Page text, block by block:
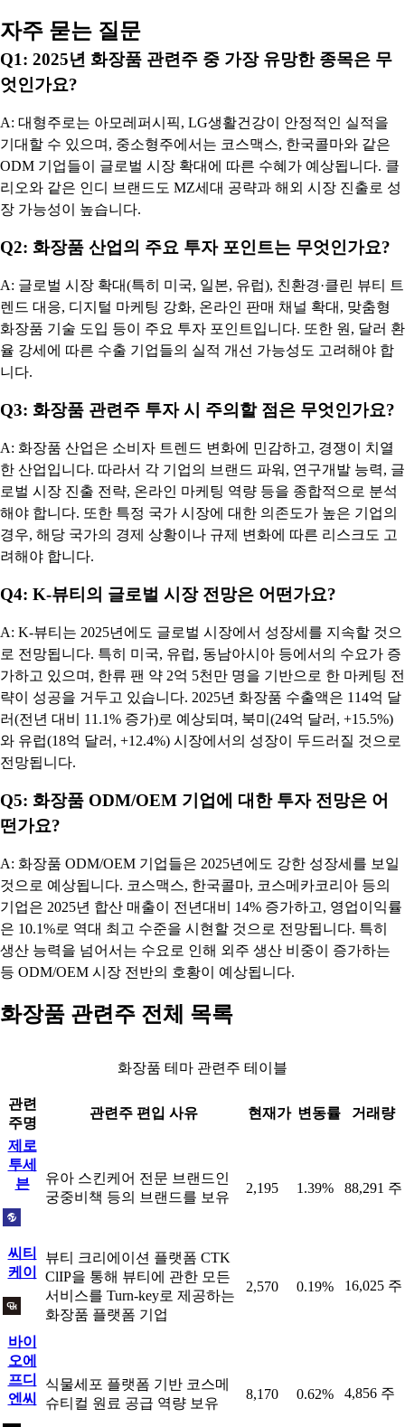
자주 묻는 질문
Q1: 2025년 화장품 관련주 중 가장 유망한 종목은 무
엇인가요?
A: 대형주로는 아모레퍼시픽, LG생활건강이 안정적인 실적을
기대할 수 있으며, 중소형주에서는 코스맥스, 한국콜마와 같은
ODM 기업들이 글로벌 시장 확대에 따른 수혜가 예상됩니다. 클
리오와 같은 인디 브랜드도 MZ세대 공략과 해외 시장 진출로 성
장 가능성이 높습니다.
Q2: 화장품 산업의 주요 투자 포인트는 무엇인가요?
A: 글로벌 시장 확대(특히 미국, 일본, 유럽), 친환경·클린 뷰티 트
렌드 대응, 디지털 마케팅 강화, 온라인 판매 채널 확대, 맞춤형
화장품 기술 도입 등이 주요 투자 포인트입니다. 또한 원, 달러 환
율 강세에 따른 수출 기업들의 실적 개선 가능성도 고려해야 합
니다.
Q3: 화장품 관련주 투자 시 주의할 점은 무엇인가요?
A: 화장품 산업은 소비자 트렌드 변화에 민감하고, 경쟁이 치열
한 산업입니다. 따라서 각 기업의 브랜드 파워, 연구개발 능력, 글
로벌 시장 진출 전략, 온라인 마케팅 역량 등을 종합적으로 분석
해야 합니다. 또한 특정 국가 시장에 대한 의존도가 높은 기업의
경우, 해당 국가의 경제 상황이나 규제 변화에 따른 리스크도 고
려해야 합니다.
Q4: K-뷰티의 글로벌 시장 전망은 어떤가요?
A: K-뷰티는 2025년에도 글로벌 시장에서 성장세를 지속할 것으
로 전망됩니다. 특히 미국, 유럽, 동남아시아 등에서의 수요가 증
가하고 있으며, 한류 팬 약 2억 5천만 명을 기반으로 한 마케팅 전
략이 성공을 거두고 있습니다. 2025년 화장품 수출액은 114억 달
러(전년 대비 11.1% 증가)로 예상되며, 북미(24억 달러, +15.5%)
와 유럽(18억 달러, +12.4%) 시장에서의 성장이 두드러질 것으로
전망됩니다.
Q5: 화장품 ODM/OEM 기업에 대한 투자 전망은 어
떤가요?
A: 화장품 ODM/OEM 기업들은 2025년에도 강한 성장세를 보일
것으로 예상됩니다. 코스맥스, 한국콜마, 코스메카코리아 등의
기업은 2025년 합산 매출이 전년대비 14% 증가하고, 영업이익률
은 10.1%로 역대 최고 수준을 시현할 것으로 전망됩니다. 특히
생산 능력을 넘어서는 수요로 인해 외주 생산 비중이 증가하는
등 ODM/OEM 시장 전반의 호황이 예상됩니다.
화장품 관련주 전체 목록
화장품 테마 관련주 테이블
관련
주명
관련주 편입 사유 현재가 변동률 거래량
제로
투세
븐
유아 스킨케어 전문 브랜드인
궁중비책 등의 브랜드를 보유
2,195 1.39% 88,291 주
씨티
케이
뷰티 크리에이션 플랫폼 CTK
ClIP을 통해 뷰티에 관한 모든
서비스를 Turn-key로 제공하는
화장품 플랫폼 기업
2,570 0.19% 16,025 주
바이
오에
프디
엔씨
식물세포 플랫폼 기반 코스메
슈티컬 원료 공급 역량 보유
8,170 0.62% 4,856 주